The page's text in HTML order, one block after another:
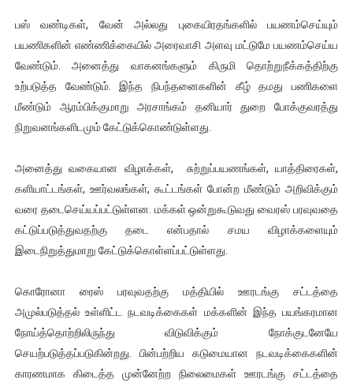
பஸ் வண்டிகள், வேன் அல்லது புகையிரதங்களில் பயணம்செய்யும்
பயணிகளின் எண்ணிக்கையில் அரைவாசி அளவு மட்டுமே பயணம்செய்ய
வேண்டும். அனைத்து வாகனங்களும் கிருமி தொற்றுநீக்கத்திற்கு
உற்படுத்த வேண்டும். இந்த நிபந்தனைகளின் கீழ் தமது பணிகளை
மீண்டும் ஆரம்பிக்குமாறு அரசாங்கம் தனியார் துறை போக்குவரத்து
நிறுவனங்களிடமும் கேட்டுக்கொண்டுள்ளது.
அனைத்து வகையான விழாக்கள், சுற்றுப்பயணங்கள், யாத்திரைகள்,
களியாட்டங்கள், ஊர்வலங்கள், கூட்டங்கள் போன்ற மீண்டும் அறிவிக்கும்
வரை தடைசெய்யப்பட்டுள்ளன. மக்கள் ஒன்றுகூடுவது வைரஸ் பரவுவதை
கட்டுப்படுத்துவதற்கு தடை என்பதால் சமய விழாக்களையும்
இடைநிறுத்துமாறு கேட்டுக்கொள்ளப்பட்டுள்ளது.
கொரோனா ரைஸ் பரவுவதற்கு மத்தியில் ஊரடங்கு சட்டத்தை
அமுல்படுத்தல் உள்ளிட்ட நடவடிக்கைகள் மக்களின் இந்த பயங்கரமான
நோய்த்தொற்றிலிருந்து விடுவிக்கும் நோக்குடனேயே
செயற்படுத்தப்படுகின்றது. பின்பற்றிய கடுமையான நடவடிக்கைகளின்
காரணமாக கிடைத்த முன்னேற்ற நிலைமைகள் ஊரடங்கு சட்டத்தை